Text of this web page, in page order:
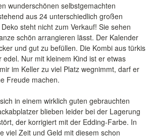
wunderschönen selbstgemachten
aus 24 unterschiedlich großen
steht nicht zum Verkauf! Sie sehen
schön arrangieren lässt. Der Kalender
und gut zu befüllen. Die Kombi aus türkis
edel. Nur mit kleinem Kind ist er etwas
im Keller zu viel Platz wegnimmt, darf er
Freude machen.
in einem wirklich guten gebrauchten
blieben leider bei der Lagerung
der korrigiert mit der Edding-Farbe. In
viel Zeit und Geld mit diesem schon